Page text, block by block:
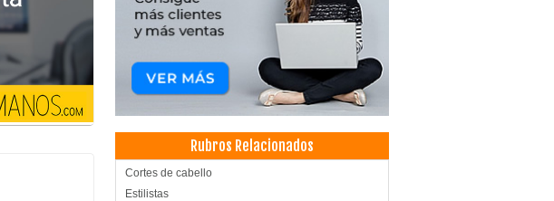
Rubros Relacionados
Cortes de cabello
Estilistas